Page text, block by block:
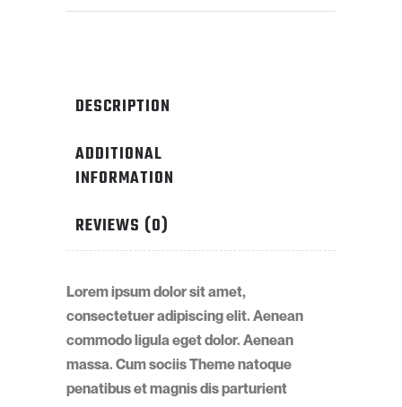
DESCRIPTION
ADDITIONAL
INFORMATION
REVIEWS (0)
Lorem ipsum dolor sit amet,
consectetuer adipiscing elit. Aenean
commodo ligula eget dolor. Aenean
massa. Cum sociis Theme natoque
penatibus et magnis dis parturient